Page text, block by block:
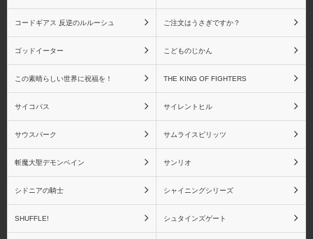
コードギアス 反逆のルルーシュ ご注文はうさぎですか？
ゴッドイーター こどものじかん
この素晴らしい世界に祝福を！ THE KING OF FIGHTERS
サイコパス サイレントヒル
サウスパーク サムライスピリッツ
斬魔大聖デモンベイン サンリオ
シドニアの騎士 シャイニングシリーズ
SHUFFLE! シュタインズゲート